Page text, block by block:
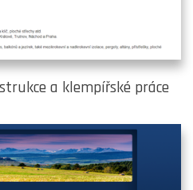
a klempířské práce